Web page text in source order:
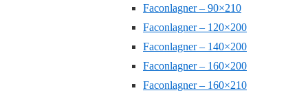
Faconlagner – 90×210
Faconlagner – 120×200
Faconlagner – 140×200
Faconlagner – 160×200
Faconlagner – 160×210